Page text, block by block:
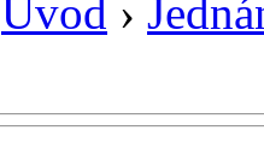
Úvod ›